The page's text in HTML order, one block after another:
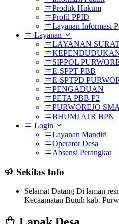
Produk Hukum
Profil PPID
Layanan Informasi
Layanan
LAYANAN
SIPPOL
E-SPPT PBB
E-SPTPD
PENGADUAN
PETA PBB P2
PURWOREJO
BHUMI ATR BPN
Login
Layanan Mandiri
Operator Desa
Absensi Perangkat
Sekilas Info
Selamat Datang Di laman
Kecaamatan Butuh kab.